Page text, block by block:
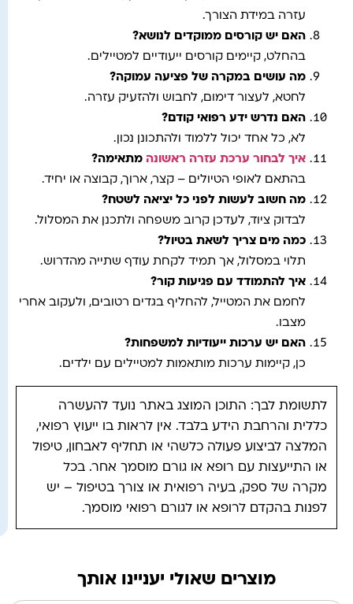
עזרה במידת הצורך.
האם יש קורסים ממוקדים לנושא?
בהחלט, קיימים קורסים ייעודיים למטיילים.
מה עושים במקרה של פציעה עמוקה?
לחטא, לעצור דימום, לחבוש ולהזעיק עזרה.
האם נדרש ידע רפואי קודם?
לא, כל אחד יכול ללמוד ולהתכונן נכון.
איך לבחור ערכת עזרה ראשונה מתאימה?
בהתאם לאופי הטיולים – קצר, ארוך, קבוצה או יחיד.
מה חשוב לעשות לפני כל יציאה לשטח?
לבדוק ציוד, לעדכן קרוב משפחה ולתכנן את המסלול.
כמה מים צריך לשאת בטיול?
תלוי במסלול, אך תמיד לקחת עודף שתייה מהדרוש.
איך להתמודד עם פגיעות קור?
לחמם את המטייל, להחליף בגדים רטובים, ולעקוב אחרי
מצבו.
האם יש ערכות ייעודיות למשפחות?
כן, קיימות ערכות מותאמות למטיילים עם ילדים.
לתשומת לבך: התוכן המוצג באתר נועד להעשרה
כללית והרחבת הידע בלבד. אין לראות בו ייעוץ רפואי,
המלצה לביצוע פעולה כלשהי או תחליף לאבחון, טיפול
או התייעצות עם רופא או גורם מוסמך אחר. בכל
מקרה של ספק, בעיה רפואית או צורך בטיפול – יש
לפנות בהקדם לרופא או לגורם רפואי מוסמך.
מוצרים שאולי יעניינו אותך